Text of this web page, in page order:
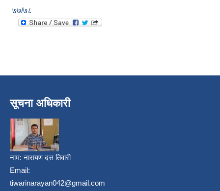
७७/७८
सूचना अधिकारी
नाम:नारायण दत्त तिवारी
Email:
tiwarinarayan042@gmail.com